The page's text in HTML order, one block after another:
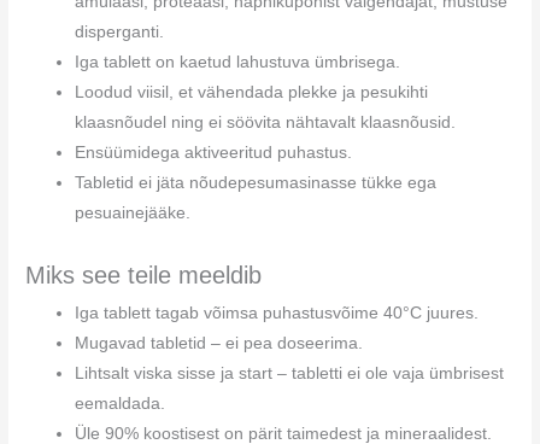
disperganti.
Iga tablett on kaetud lahustuva ümbrisega.
Loodud viisil, et vähendada plekke ja pesukihti
klaasnõudel ning ei söövita nähtavalt klaasnõusid.
Ensüümidega aktiveeritud puhastus.
Tabletid ei jäta nõudepesumasinasse tükke ega
pesuainejääke.
Miks see teile meeldib
Iga tablett tagab võimsa puhastusvõime 40°C juures.
Mugavad tabletid – ei pea doseerima.
Lihtsalt viska sisse ja start – tabletti ei ole vaja ümbrisest
eemaldada.
Üle 90% koostisest on pärit taimedest ja mineraalidest.